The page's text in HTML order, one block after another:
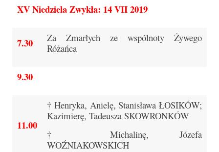
Pasterka 2021
Pierwsza Komunia Święta – Grupa 1
Pierwsza Komunia Święta – Grupa 2
XV Niedziela Zwykła: 14 VII 2019
7.30
Za Zmarłych ze wspólnoty Żywego
Różańca
9.30
11.00
† Henryka, Anielę, Stanisława ŁOSIKÓW;
Kazimierę, Tadeusza SKOWRONKÓW
† Michalinę, Józefa
WOŹNIAKOWSKICH